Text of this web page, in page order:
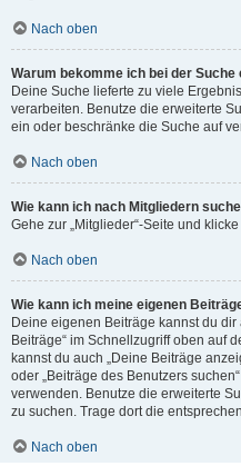
Nach oben
Warum bekomme ich bei der Suche
Deine Suche lieferte zu viele
verarbeiten. Benutze die erweiterte
ein oder beschränke die Suche auf
Nach oben
Wie kann ich nach Mitgliedern
Gehe zur „Mitglieder“-Seite und
Nach oben
Wie kann ich meine eigenen
Deine eigenen Beiträge kannst du
Beiträge“ im Schnellzugriff oben auf
kannst du auch „Deine Beiträge
oder „Beiträge des Benutzers
verwenden. Benutze die erweiterte
zu suchen. Trage dort die
Nach oben